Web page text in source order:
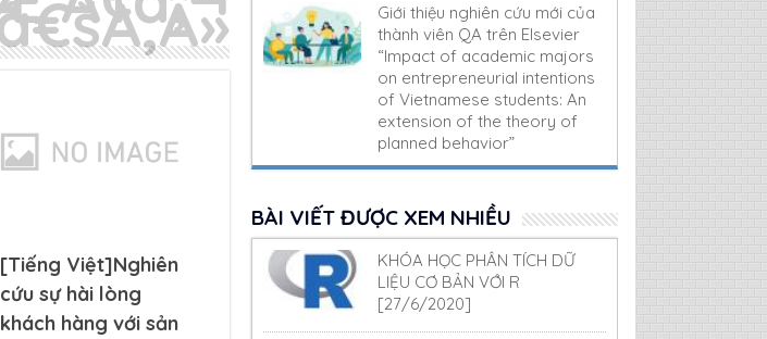
[Tiếng Việt]Nghiên
cứu sự hài lòng
khách hàng với sản
Giới thiệu nghiên cứu mới của
thành viên QA trên Elsevier
“Impact of academic majors
on entrepreneurial intentions
of Vietnamese students: An
extension of the theory of
planned behavior”
BÀI VIẾT ĐƯỢC XEM NHIỀU
KHÓA HỌC PHÂN TÍCH DỮ
LIỆU CƠ BẢN VỚI R
[27/6/2020]